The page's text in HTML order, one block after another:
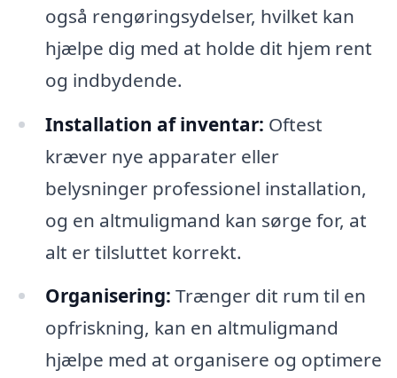
også rengøringsydelser, hvilket kan
hjælpe dig med at holde dit hjem rent
og indbydende.
Installation af inventar: Oftest
kræver nye apparater eller
belysninger professionel installation,
og en altmuligmand kan sørge for, at
alt er tilsluttet korrekt.
Organisering: Trænger dit rum til en
opfriskning, kan en altmuligmand
hjælpe med at organisere og optimere